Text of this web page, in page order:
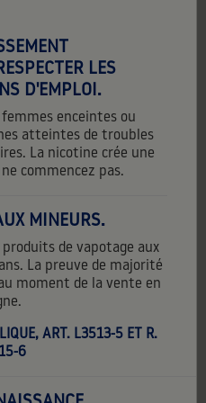
LES
D'EMPLOI.
enceintes ou
atteintes de troubles
La nicotine crée une
commencez pas.
MINEURS.
de vapotage aux
La preuve de majorité
moment de la vente en
ART. L3513-5 ET R.
6